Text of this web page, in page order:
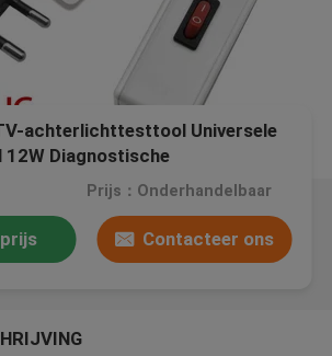
achterlichttesttool Universele
Diagnostische
Prijs：Onderhandelbaar
Contacteer ons